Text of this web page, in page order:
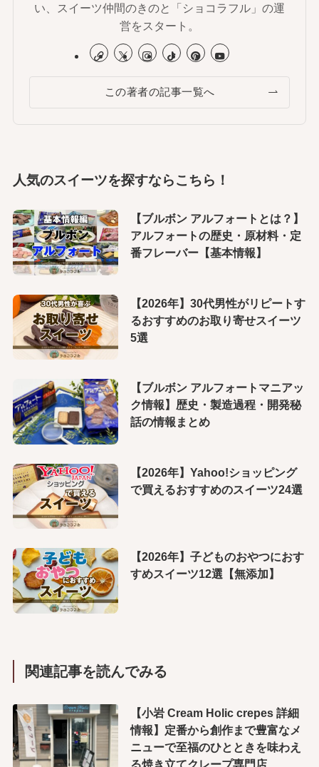
い、スイーツ仲間のきのと「ショコラフル」の運
営をスタート。
この著者の記事一覧へ
人気のスイーツを探すならこちら！
【ブルボン アルフォートとは？】
アルフォートの歴史・原材料・定
番フレーバー【基本情報】
【2026年】30代男性がリピートす
るおすすめのお取り寄せスイーツ
5選
【ブルボン アルフォートマニアッ
ク情報】歴史・製造過程・開発秘
話の情報まとめ
【2026年】Yahoo!ショッピング
で買えるおすすめのスイーツ24選
【2026年】子どものおやつにおす
すめスイーツ12選【無添加】
関連記事を読んでみる
【小岩 Cream Holic crepes 詳細
情報】定番から創作まで豊富なメ
ニューで至福のひとときを味わえ
る焼き立てクレープ専門店